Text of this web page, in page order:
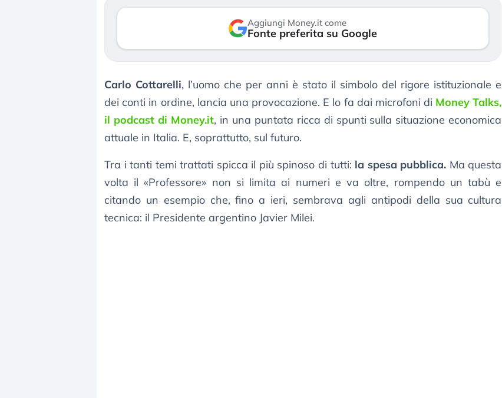
Aggiungi Money.it come
Fonte preferita su Google
Carlo Cottarelli, l’uomo che per anni è stato il simbolo del rigore istituzionale e
dei conti in ordine, lancia una provocazione. E lo fa dai microfoni di Money Talks,
il podcast di Money.it, in una puntata ricca di spunti sulla situazione economica
attuale in Italia. E, soprattutto, sul futuro.
Tra i tanti temi trattati spicca il più spinoso di tutti: la spesa pubblica. Ma questa
volta il «Professore» non si limita ai numeri e va oltre, rompendo un tabù e
citando un esempio che, fino a ieri, sembrava agli antipodi della sua cultura
tecnica: il Presidente argentino Javier Milei.
reale. (…)
24 luglio 2026